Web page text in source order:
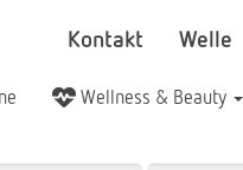
Kontakt Welle
Wellness & Beauty